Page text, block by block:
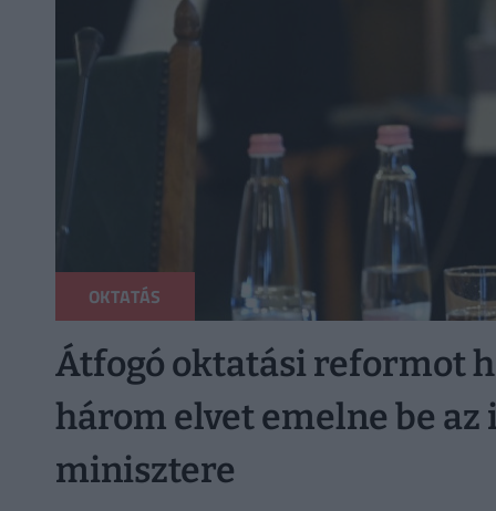
OKTATÁS
Átfogó oktatási reformot
három elvet emelne be az
minisztere